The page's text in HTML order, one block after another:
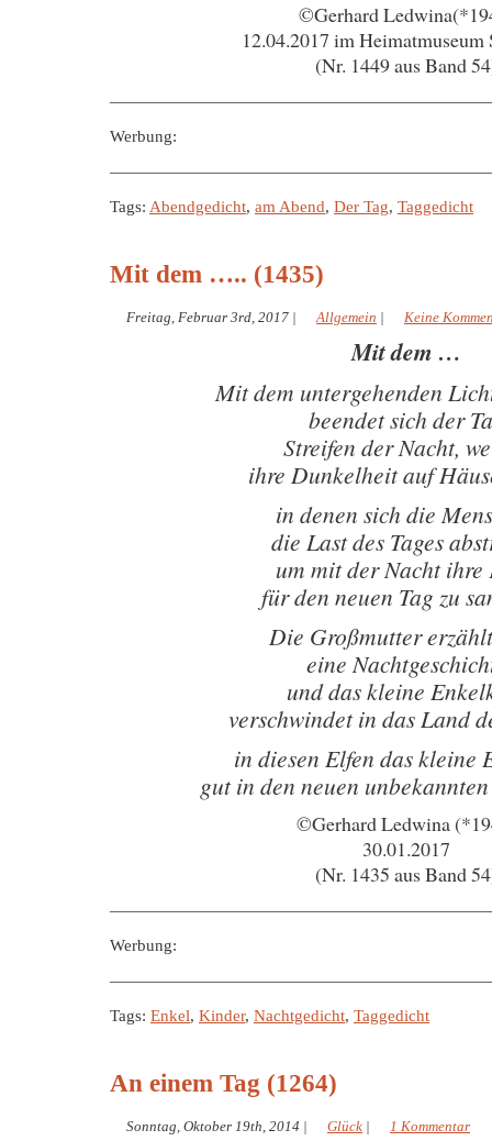
©Gerhard
12.04.2017 im Heimatmuseum
(Nr. 1449 aus Band
Werbung:
Tags: Abendgedicht, am Abend, Der Tag, Taggedicht
Mit dem ….. (1435)
Freitag, Februar 3rd, 2017 | Allgemein | Keine
Mit dem …
Mit dem untergehenden
beendet sich der
Streifen der Nacht,
ihre Dunkelheit auf
in denen sich die
die Last des Tages
um mit der Nacht ihre
für den neuen Tag zu
Die Großmutter
eine
und das kleine
verschwindet in das Land
in diesen Elfen das kleine
gut in den neuen
©Gerhard Ledwina
30.01.2017
(Nr. 1435 aus Band
Werbung:
Tags: Enkel, Kinder, Nachtgedicht, Taggedicht
An einem Tag (1264)
Sonntag, Oktober 19th, 2014 | Glück | 1 Kommentar